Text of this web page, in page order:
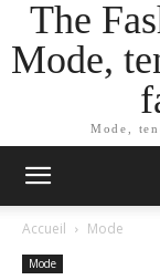
The
Mode,
Mode,
Accueil Mode
Mode